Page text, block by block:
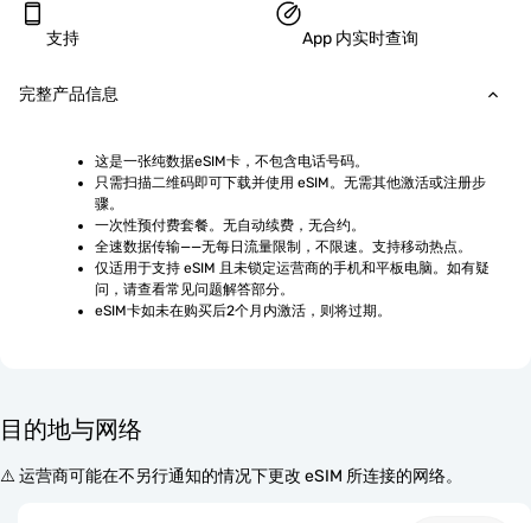
支持 App 内实时查询
完整产品信息
这是一张纯数据eSIM卡，不包含电话号码。
只需扫描二维码即可下载并使用 eSIM。无需其他激活或注册步
骤。
一次性预付费套餐。无自动续费，无合约。
全速数据传输——无每日流量限制，不限速。支持移动热点。
仅适用于支持 eSIM 且未锁定运营商的手机和平板电脑。如有疑
问，请查看常见问题解答部分。
eSIM卡如未在购买后2个月内激活，则将过期。
目的地与网络
⚠️ 运营商可能在不另行通知的情况下更改 eSIM 所连接的网络。